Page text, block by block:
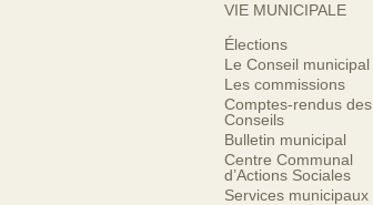
VIE MUNICIPALE
Élections
Le Conseil municipal
Les commissions
Comptes-rendus des
Conseils
Bulletin municipal
Centre Communal
d’Actions Sociales
Services municipaux